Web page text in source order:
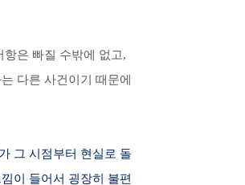
은 빠질 수밖에 없고,
다른 사건이기 때문에
그 시점부터 현실로 돌
이 들어서 굉장히 불편